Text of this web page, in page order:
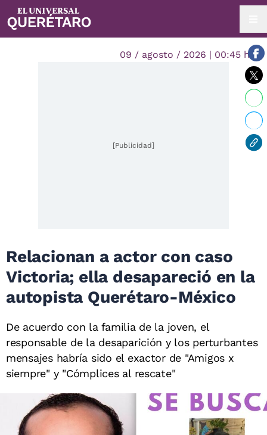
09 / agosto / 2026 | 00:45 hrs.
[Publicidad]
Relacionan a actor con caso
Victoria; ella desapareció en la
autopista Querétaro-México
De acuerdo con la familia de la joven, el
responsable de la desaparición y los perturbantes
mensajes habría sido el exactor de "Amigos x
siempre" y "Cómplices al rescate"